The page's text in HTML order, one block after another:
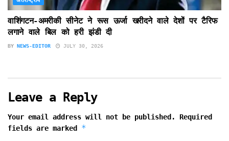
वाशिंगटन-अमरीकी सीनेट ने रूस ऊर्जा खरीदने वाले देशों पर टैरिफ
लगाने वाले बिल को हरी झंडी दी
BY NEWS-EDITOR JULY 30, 2026
Leave a Reply
Your email address will not be published.
Required
fields are marked *